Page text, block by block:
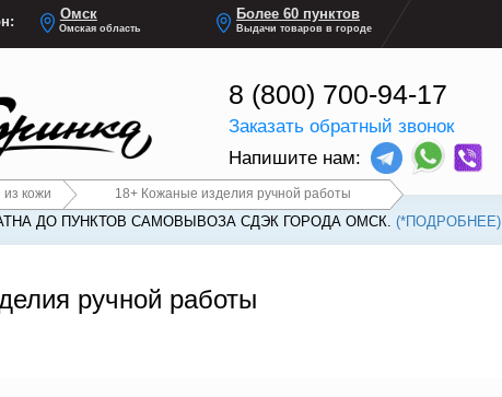
Омск
Омская область
Более 60 пунктов
Выдачи товаров в городе
8 (800) 700-94-17
Заказать обратный звонок
Напишите нам:
из кожи 18+ Кожаные изделия ручной работы
ДО ПУНКТОВ САМОВЫВОЗА СДЭК ГОРОДА ОМСК. (*ПОДРОБНЕЕ)
ручной работы